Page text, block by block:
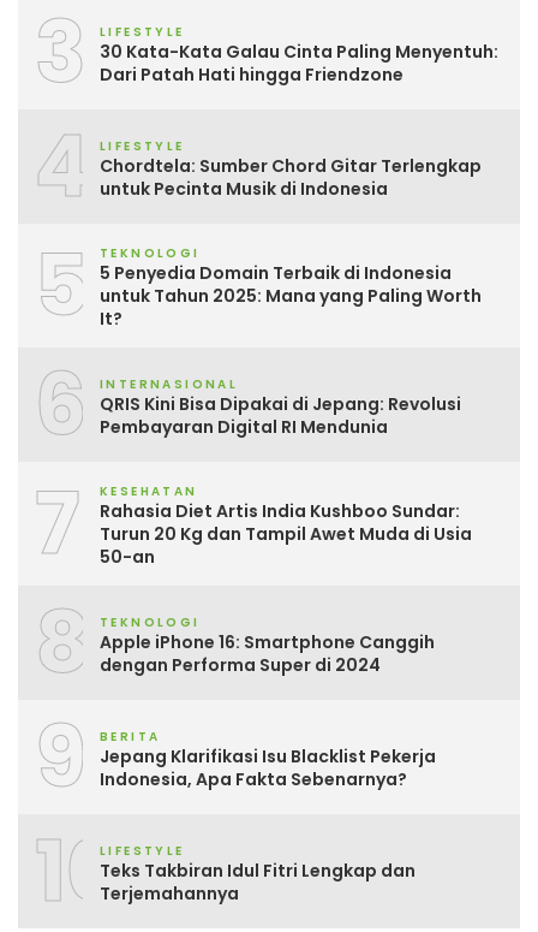
3 LIFESTYLE
30 Kata-Kata Galau Cinta Paling Menyentuh:
Dari Patah Hati hingga Friendzone
4 LIFESTYLE
Chordtela: Sumber Chord Gitar Terlengkap
untuk Pecinta Musik di Indonesia
5 TEKNOLOGI
5 Penyedia Domain Terbaik di Indonesia
untuk Tahun 2025: Mana yang Paling Worth
It?
6 INTERNASIONAL
QRIS Kini Bisa Dipakai di Jepang: Revolusi
Pembayaran Digital RI Mendunia
7 KESEHATAN
Rahasia Diet Artis India Kushboo Sundar:
Turun 20 Kg dan Tampil Awet Muda di Usia
50-an
8 TEKNOLOGI
Apple iPhone 16: Smartphone Canggih
dengan Performa Super di 2024
9 BERITA
Jepang Klarifikasi Isu Blacklist Pekerja
Indonesia, Apa Fakta Sebenarnya?
10LIFESTYLE
Teks Takbiran Idul Fitri Lengkap dan
Terjemahannya